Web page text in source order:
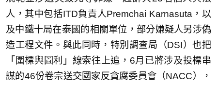
人，其中包括ITD負責人Premchai Karnasuta，以
及中鐵十局在泰國的相關單位，部分嫌疑人另涉偽
造工程文件。與此同時，特別調查局（DSI）也把
「圍標與圖利」線索往上追，6月已將涉及投標串
謀的46份卷宗送交國家反貪腐委員會（NACC），